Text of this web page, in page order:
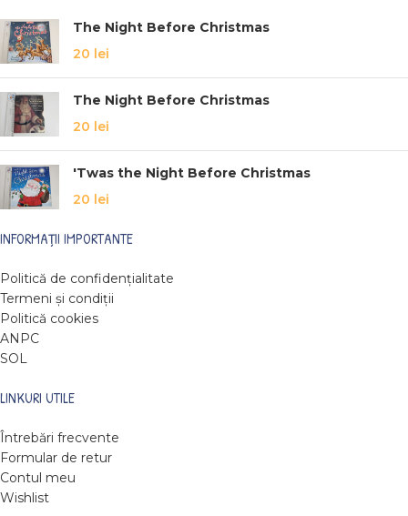
The Night Before Christmas
20 lei
The Night Before Christmas
20 lei
'Twas the Night Before Christmas
20 lei
INFORMAȚII IMPORTANTE
Politică de confidențialitate
Termeni și condiții
Politică cookies
ANPC
SOL
LINKURI UTILE
Întrebări frecvente
Formular de retur
Contul meu
Wishlist